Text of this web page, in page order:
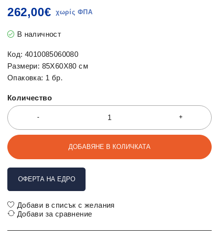
262,00€
В наличност
Код: 4010085060080
Размери: 85X60X80 см
Опаковка: 1 бр.
Количество
ДОБАВЯНЕ В КОЛИЧКАТА
ОФЕРТА НА ЕДРО
Добави в списък с желания
Добави за сравнение